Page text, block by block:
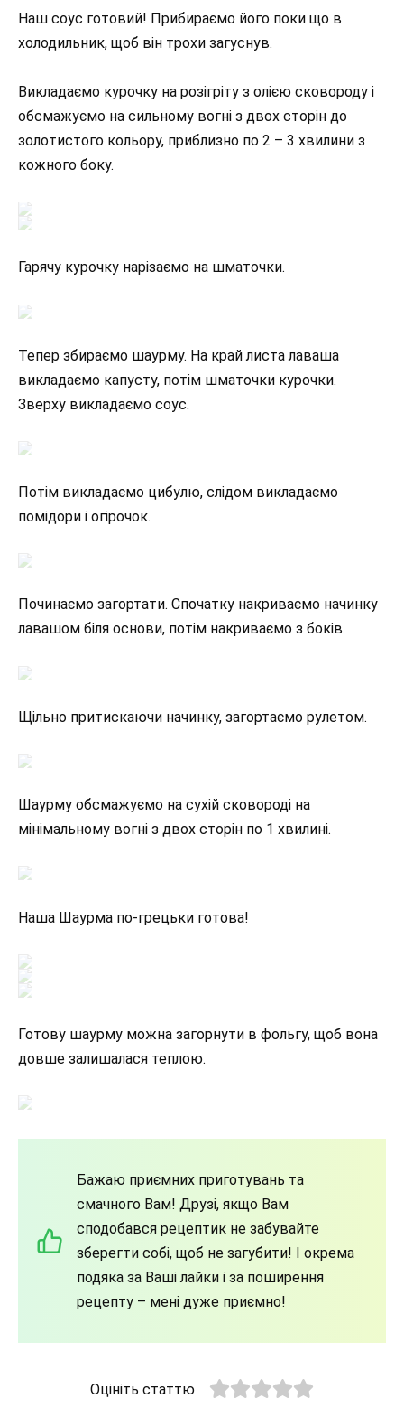
Наш соус готовий! Прибираємо його поки що в
холодильник, щоб він трохи загуснув.
Викладаємо курочку на розігріту з олією сковороду і
обсмажуємо на сильному вогні з двох сторін до
золотистого кольору, приблизно по 2 – 3 хвилини з
кожного боку.
Гарячу курочку нарізаємо на шматочки.
Тепер збираємо шаурму. На край листа лаваша
викладаємо капусту, потім шматочки курочки.
Зверху викладаємо соус.
Потім викладаємо цибулю, слідом викладаємо
помідори і огірочок.
Починаємо загортати. Спочатку накриваємо начинку
лавашом біля основи, потім накриваємо з боків.
Щільно притискаючи начинку, загортаємо рулетом.
Шаурму обсмажуємо на сухій сковороді на
мінімальному вогні з двох сторін по 1 хвилині.
Наша Шаурма по-грецьки готова!
Готову шаурму можна загорнути в фольгу, щоб вона
довше залишалася теплою.
Бажаю приємних приготувань та
смачного Вам! Друзі, якщо Вам
сподобався рецептик не забувайте
зберегти собі, щоб не загубити! І окрема
подяка за Ваші лайки і за поширення
рецепту – мені дуже приємно!
Оцініть статтю